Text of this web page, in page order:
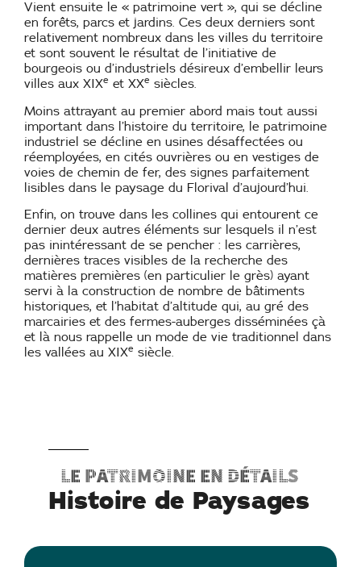
Vient ensuite le « patrimoine vert », qui se décline
en forêts, parcs et jardins. Ces deux derniers sont
relativement nombreux dans les villes du territoire
et sont souvent le résultat de l’initiative de
bourgeois ou d’industriels désireux d’embellir leurs
villes aux XIXe et XXe siècles.
Moins attrayant au premier abord mais tout aussi
important dans l’histoire du territoire, le patrimoine
industriel se décline en usines désaffectées ou
réemployées, en cités ouvrières ou en vestiges de
voies de chemin de fer, des signes parfaitement
lisibles dans le paysage du Florival d’aujourd’hui.
Enfin, on trouve dans les collines qui entourent ce
dernier deux autres éléments sur lesquels il n’est
pas inintéressant de se pencher : les carrières,
dernières traces visibles de la recherche des
matières premières (en particulier le grès) ayant
servi à la construction de nombre de bâtiments
historiques, et l’habitat d’altitude qui, au gré des
marcairies et des fermes-auberges disséminées çà
et là nous rappelle un mode de vie traditionnel dans
les vallées au XIXe siècle.
Le patrimoine en détails
Histoire de Paysages